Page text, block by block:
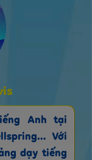
Anh tại
Với
dạy tiếng